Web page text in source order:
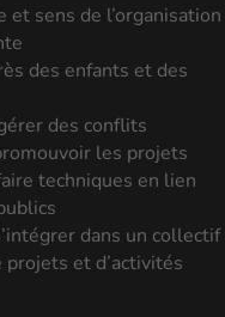
sens de l’organisation
des enfants et des
des conflits
les projets
techniques en lien
dans un collectif
et d’activités